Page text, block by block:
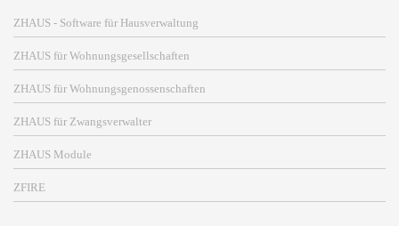
ZHAUS - Software für Hausverwaltung
ZHAUS für Wohnungsgesellschaften
ZHAUS für Wohnungsgenossenschaften
ZHAUS für Zwangsverwalter
ZHAUS Module
ZFIRE